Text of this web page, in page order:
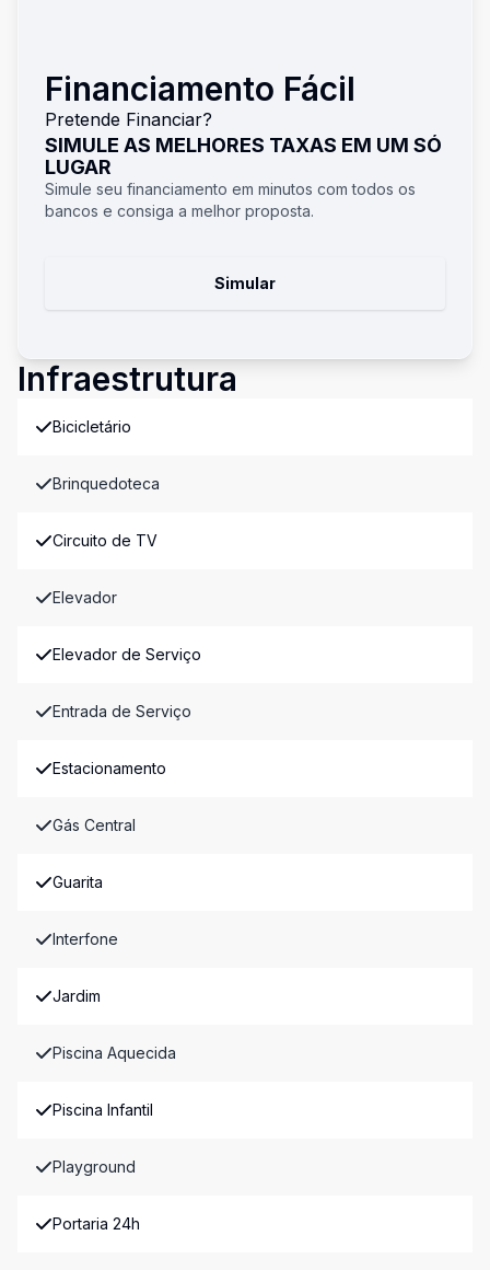
Financiamento Fácil
Pretende Financiar?
SIMULE AS MELHORES TAXAS EM UM SÓ
LUGAR
Simule seu financiamento em minutos com todos os
bancos e consiga a melhor proposta.
Simular
Infraestrutura
Bicicletário
Brinquedoteca
Circuito de TV
Elevador
Elevador de Serviço
Entrada de Serviço
Estacionamento
Gás Central
Guarita
Interfone
Jardim
Piscina Aquecida
Piscina Infantil
Playground
Portaria 24h